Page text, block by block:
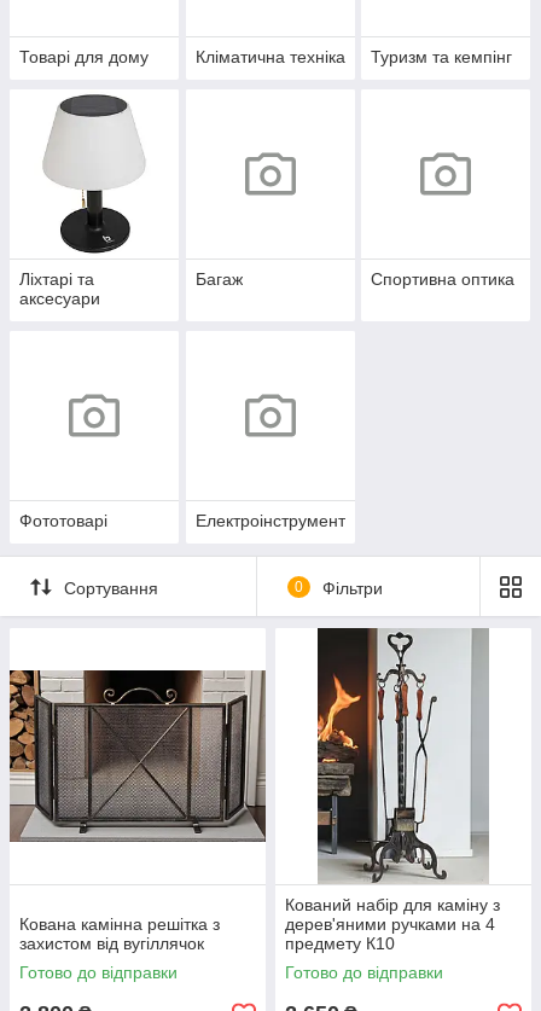
Товарі для дому Кліматична техніка Туризм та кемпінг
Ліхтарі та
аксесуари
Багаж Спортивна оптика
Фототоварі Електроінструмент
Сортування 0 Фільтри
Кована камінна решітка з
захистом від вугіллячок
Готово до відправки
Кований набір для каміну з
дерев'яними ручками на 4
предмету К10
Готово до відправки